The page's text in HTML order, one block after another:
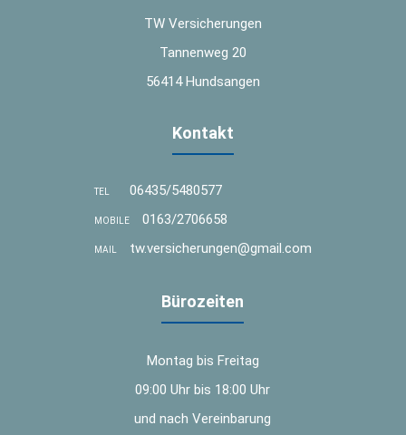
TW Versicherungen
Tannenweg 20
56414 Hundsangen
Kontakt
TEL 06435/5480577
MOBILE 0163/2706658
MAIL tw.versicherungen@gmail.com
Bürozeiten
Montag bis Freitag
09:00 Uhr bis 18:00 Uhr
und nach Vereinbarung